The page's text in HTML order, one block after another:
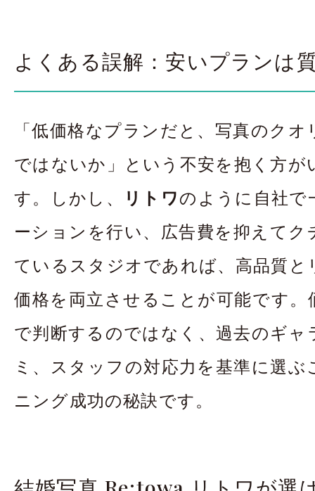
よくある誤解：安いプランは
「低価格なプランだと、写真のク
ではないか」という不安を抱く方が
す。しかし、
リトワのように自社で
ーションを行い、広告費を抑えてク
ているスタジオであれば、高品質と
価格を両立させることが可能です。
で判断するのではなく、過去のギャ
ミ、スタッフの対応力を基準に選
ニング成功の秘訣です。